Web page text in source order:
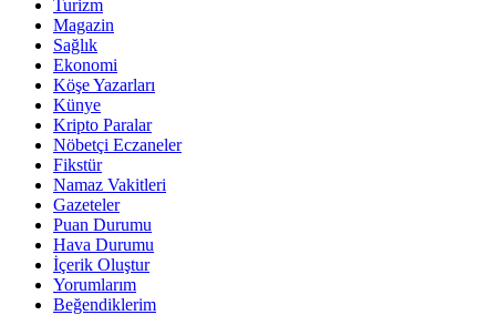
Turizm
Magazin
Sağlık
Ekonomi
Köşe Yazarları
Künye
Kripto Paralar
Nöbetçi Eczaneler
Fikstür
Namaz Vakitleri
Gazeteler
Puan Durumu
Hava Durumu
İçerik Oluştur
Yorumlarım
Beğendiklerim